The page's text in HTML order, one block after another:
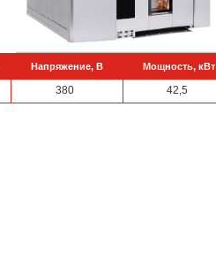
Напряжение, В Мощность, кВт
380 42,5